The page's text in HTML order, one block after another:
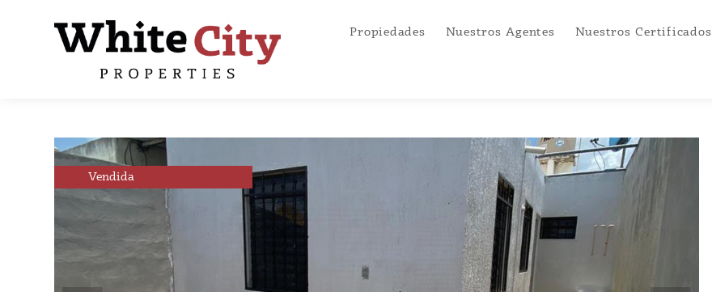
Propiedades Nuestros Agentes Nuestros Certificados
Vendida